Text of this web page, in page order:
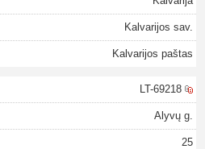
Kalvarijos sav.
Kalvarijos paštas
LT-69218
Alyvų g.
25